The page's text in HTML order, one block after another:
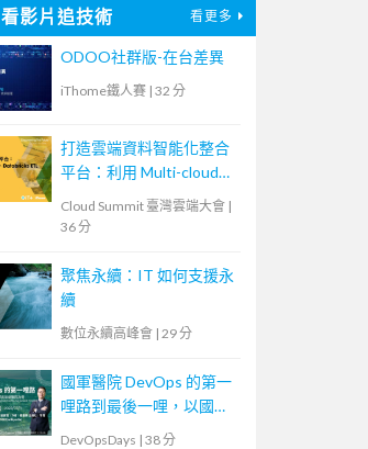
看影片追技術 看更多
ODOO社群版-在台差異
iThome鐵人賽 | 32 分
打造雲端資料智能化整合
平台：利用 Multi-cloud
Data、Databricks ETL 和
AI 加速數據價值創造
Cloud Summit 臺灣雲端大會 |
36 分
聚焦永續：IT 如何支援永
續
數位永續高峰會 | 29 分
國軍醫院 DevOps 的第一
哩路到最後一哩，以國軍
高雄總醫院為例
DevOpsDays | 38 分